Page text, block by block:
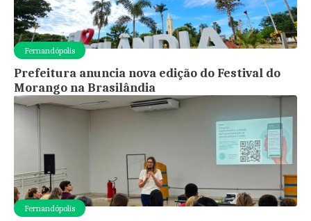
Fernandópolis
Prefeitura anuncia nova edição do Festival do
Morango na Brasilândia
Fernandópolis